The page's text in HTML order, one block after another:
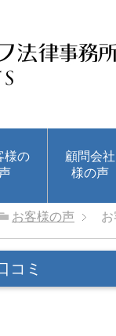
様の
顧問会社
様の声
お客様の声
コミ